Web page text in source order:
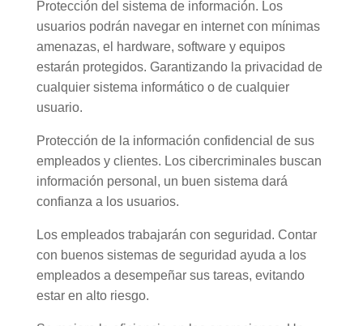
Protección del sistema de información. Los
usuarios podrán navegar en internet con mínimas
amenazas, el hardware, software y equipos
estarán protegidos. Garantizando la privacidad de
cualquier sistema informático o de cualquier
usuario.
Protección de la información confidencial de sus
empleados y clientes. Los cibercriminales buscan
información personal, un buen sistema dará
confianza a los usuarios.
Los empleados trabajarán con seguridad. Contar
con buenos sistemas de seguridad ayuda a los
empleados a desempeñar sus tareas, evitando
estar en alto riesgo.